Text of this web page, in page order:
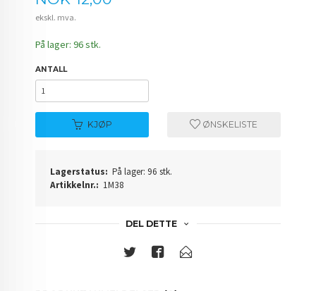
ekskl. mva.
På lager: 96 stk.
ANTALL
KJØP ØNSKELISTE
Lagerstatus: På lager: 96 stk.
Artikkelnr.: 1M38
DEL DETTE